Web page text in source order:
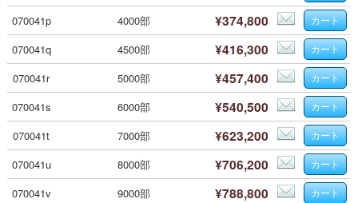
070041p 4000部 ¥374,800
070041q 4500部 ¥416,300
070041r 5000部 ¥457,400
070041s 6000部 ¥540,500
070041t 7000部 ¥623,200
070041u 8000部 ¥706,200
070041v 9000部 ¥788,800